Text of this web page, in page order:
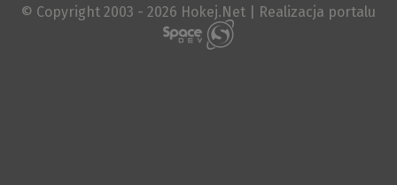
© Copyright 2003 - 2026 Hokej.Net | Realizacja portalu